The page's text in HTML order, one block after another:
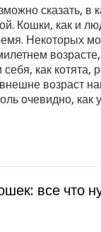
сказать, в
Кошки, как и
Некоторых
как котята,
внешне возраст
очевидно, как
все что